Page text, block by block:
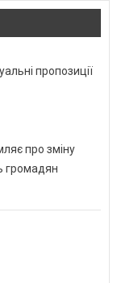
пропозиції
про зміну
громадян